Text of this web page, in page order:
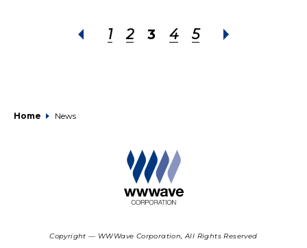
1 2 3 4 5
Home News
Copyright — WWWave Corporation, All Rights Reserved